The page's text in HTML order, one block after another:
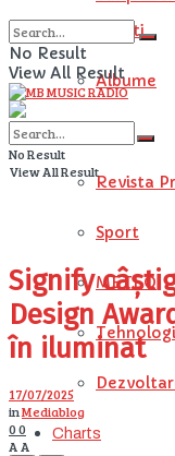
Artisti
Albume
STIRI
Revista
Sport
METEO
Charts
No Result
View All Result
No Result
View All Result
Signify
Design
în iluminat
17/07/2025
inMediablog
00
A A